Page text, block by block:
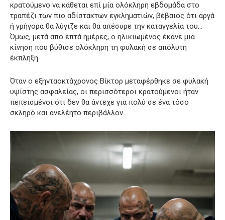
κρατούμενο να κάθεται επί μία ολόκληρη εβδομάδα στο
τραπέζι των πιο αδίστακτων εγκληματιών, βέβαιος ότι αργά
ή γρήγορα θα λύγιζε και θα απέσυρε την καταγγελία του…
Όμως, μετά από επτά ημέρες, ο ηλικιωμένος έκανε μια
κίνηση που βύθισε ολόκληρη τη φυλακή σε απόλυτη
έκπληξη.
Όταν ο εξηνταοκτάχρονος Βίκτορ μεταφέρθηκε σε φυλακή
υψίστης ασφαλείας, οι περισσότεροι κρατούμενοι ήταν
πεπεισμένοι ότι δεν θα άντεχε για πολύ σε ένα τόσο
σκληρό και ανελέητο περιβάλλον.